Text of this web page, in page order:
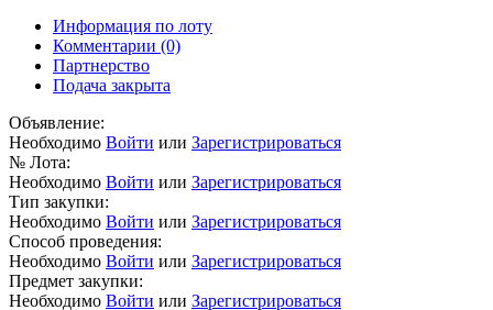
Информация по лоту
Комментарии (0)
Партнерство
Подача закрыта
Объявление:
Необходимо Войти или Зарегистрироваться
№ Лота:
Необходимо Войти или Зарегистрироваться
Тип закупки:
Необходимо Войти или Зарегистрироваться
Способ проведения:
Необходимо Войти или Зарегистрироваться
Предмет закупки:
Необходимо Войти или Зарегистрироваться